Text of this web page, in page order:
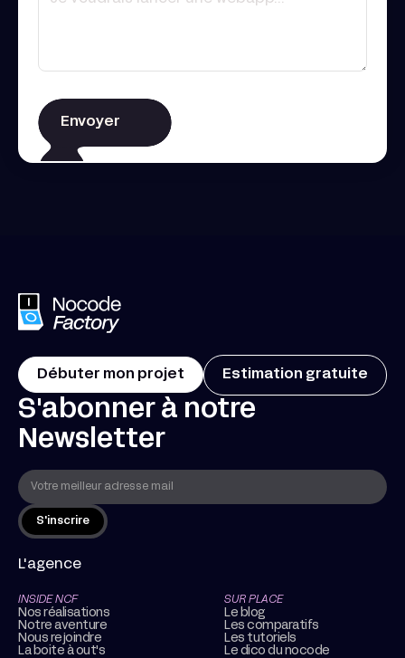
Débuter mon projet Estimation gratuite
S'abonner à notre
Newsletter
L'agence
INSIDE NCF
Nos réalisations
Notre aventure
Nous rejoindre
La boite à out's
SUR PLACE
Le blog
Les comparatifs
Les tutoriels
Le dico du nocode